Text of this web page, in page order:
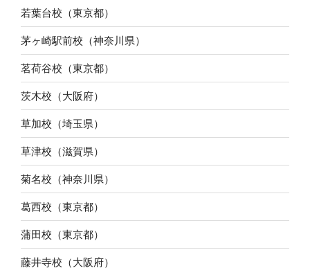
若葉台校（東京都）
茅ヶ崎駅前校（神奈川県）
茗荷谷校（東京都）
茨木校（大阪府）
草加校（埼玉県）
草津校（滋賀県）
菊名校（神奈川県）
葛西校（東京都）
蒲田校（東京都）
藤井寺校（大阪府）